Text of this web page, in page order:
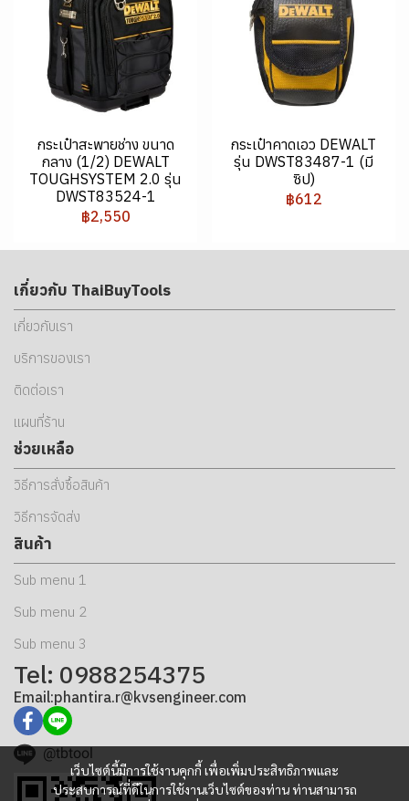
กระเป๋าสะพายช่าง ขนาด
กลาง (1/2) DEWALT
TOUGHSYSTEM 2.0 รุ่น
DWST83524-1
฿2,550
กระเป๋าคาดเอว DEWALT
รุ่น DWST83487-1 (มี
ซิป)
฿612
เว็บไซต์นี้มีการใช้งานคุกกี้ เพื่อเพิ่มประสิทธิภาพและ
ประสบการณ์ที่ดีในการใช้งานเว็บไซต์ของท่าน ท่านสามารถ
เกี่ยวกับ ThaiBuyTools
เกี่ยวกับเรา
บริการของเรา
ติดต่อเรา
แผนที่ร้าน
ช่วยเหลือ
วิธีการสั่งซื้อสินค้า
วิธีการจัดส่ง
สินค้า
Sub menu 1
Sub menu 2
Sub menu 3
Tel: 0988254375
Email:phantira.r@kvsengineer.com
@tbtool